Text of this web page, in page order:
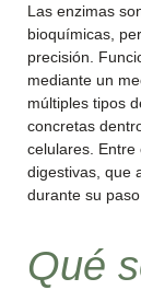
Las enzimas
bioquímicas,
precisión.
mediante un
múltiples tipos
concretas
celulares. Entre
digestivas, que
durante su
Qué